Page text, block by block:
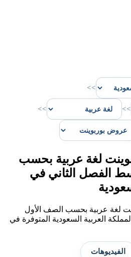
>>
>>
>>
لغة عربية بحسب
الفصل الثاني في
لغة عربية بحسب الصف الأول
العربية السعودية المتوفرة في
الفيديوهات